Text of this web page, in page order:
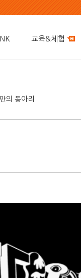
교육&체험
의 동아리